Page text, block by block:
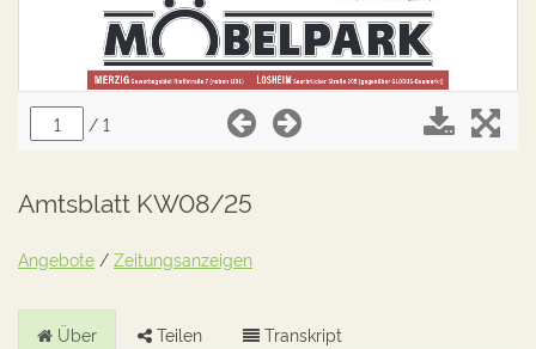
Amtsblatt KW08/25
Angebote / Zeitungsanzeigen
Über Teilen Transkript